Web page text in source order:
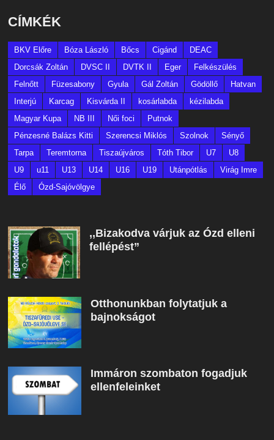
CÍMKÉK
BKV Előre Bóza László Bőcs Cigánd
DEAC
Dorcsák Zoltán
DVSC II DVTK II Eger
Felkészülés
Felnőtt
Füzesabony Gyula Gál Zoltán Gödöllő
Hatvan
Interjú
Karcag Kisvárda II kosárlabda
kézilabda
Magyar Kupa
NB III Női foci
Putnok
Pénzesné Balázs Kitti
Szerencsi Miklós Szolnok
Sényő
Tarpa
Teremtorna Tiszaújváros Tóth Tibor U7
U8
U9
u11 U13 U14 U16 U19 Utánpótlás
Virág Imre
Élő
Ózd-Sajóvölgye
,,Bizakodva várjuk az Ózd elleni
fellépést”
Otthonunkban folytatjuk a
bajnokságot
Immáron szombaton fogadjuk
ellenfeleinket